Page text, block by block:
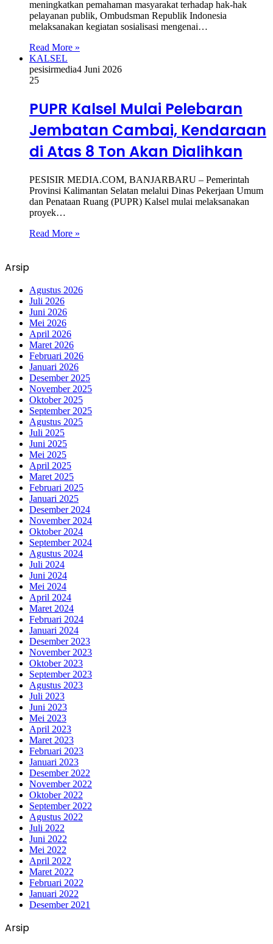
meningkatkan pemahaman masyarakat terhadap hak-hak
pelayanan publik, Ombudsman Republik Indonesia
melaksanakan kegiatan sosialisasi mengenai…
Read More »
KALSEL
pesisirmedia4 Juni 2026
25
PUPR Kalsel Mulai Pelebaran
Jembatan Cambai, Kendaraan
di Atas 8 Ton Akan Dialihkan
PESISIR MEDIA.COM, BANJARBARU – Pemerintah
Provinsi Kalimantan Selatan melalui Dinas Pekerjaan Umum
dan Penataan Ruang (PUPR) Kalsel mulai melaksanakan
proyek…
Read More »
Arsip
Agustus 2026
Juli 2026
Juni 2026
Mei 2026
April 2026
Maret 2026
Februari 2026
Januari 2026
Desember 2025
November 2025
Oktober 2025
September 2025
Agustus 2025
Juli 2025
Juni 2025
Mei 2025
April 2025
Maret 2025
Februari 2025
Januari 2025
Desember 2024
November 2024
Oktober 2024
September 2024
Agustus 2024
Juli 2024
Juni 2024
Mei 2024
April 2024
Maret 2024
Februari 2024
Januari 2024
Desember 2023
November 2023
Oktober 2023
September 2023
Agustus 2023
Juli 2023
Juni 2023
Mei 2023
April 2023
Maret 2023
Februari 2023
Januari 2023
Desember 2022
November 2022
Oktober 2022
September 2022
Agustus 2022
Juli 2022
Juni 2022
Mei 2022
April 2022
Maret 2022
Februari 2022
Januari 2022
Desember 2021
Arsip